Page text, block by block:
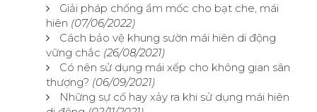
Giải pháp chống ẩm mốc cho bạt che, mái
hiên (07/06/2022)
Cách bảo vệ khung sườn mái hiên di động
vững chắc (26/08/2021)
Có nên sử dụng mái xếp cho không gian sân
thượng? (06/09/2021)
Những sự cố hay xảy ra khi sử dụng mái hiên